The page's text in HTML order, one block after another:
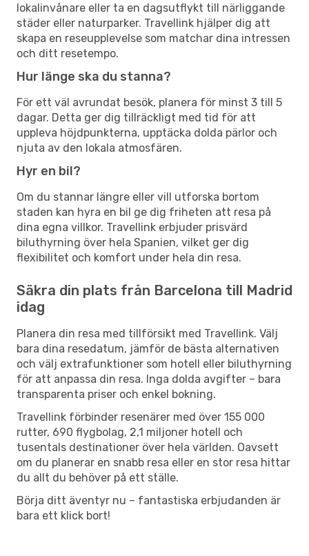
lokalinvånare eller ta en dagsutflykt till närliggande
städer eller naturparker. Travellink hjälper dig att
skapa en reseupplevelse som matchar dina intressen
och ditt resetempo.
Hur länge ska du stanna?
För ett väl avrundat besök, planera för minst 3 till 5
dagar. Detta ger dig tillräckligt med tid för att
uppleva höjdpunkterna, upptäcka dolda pärlor och
njuta av den lokala atmosfären.
Hyr en bil?
Om du stannar längre eller vill utforska bortom
staden kan hyra en bil ge dig friheten att resa på
dina egna villkor. Travellink erbjuder prisvärd
biluthyrning över hela Spanien, vilket ger dig
flexibilitet och komfort under hela din resa.
Säkra din plats från Barcelona till Madrid
idag
Planera din resa med tillförsikt med Travellink. Välj
bara dina resedatum, jämför de bästa alternativen
och välj extrafunktioner som hotell eller biluthyrning
för att anpassa din resa. Inga dolda avgifter – bara
transparenta priser och enkel bokning.
Travellink förbinder resenärer med över 155 000
rutter, 690 flygbolag, 2,1 miljoner hotell och
tusentals destinationer över hela världen. Oavsett
om du planerar en snabb resa eller en stor resa hittar
du allt du behöver på ett ställe.
Börja ditt äventyr nu – fantastiska erbjudanden är
bara ett klick bort!